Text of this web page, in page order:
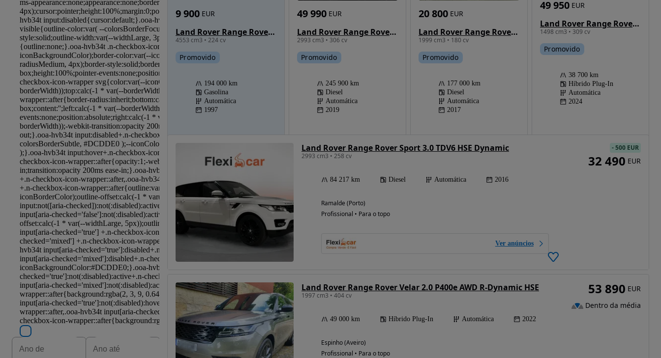
Land Rover Range Rover 4.6 HSE
4553 cm3 • 224 cv
9 900 EUR
Promovido
194 000 km
Gasolina
Automática
1997
Land Rover Range Rover Sport 3.0 SDV6 HSE Dynamic
2993 cm3 • 306 cv
49 990 EUR
Promovido
245 900 km
Diesel
Automática
2019
Land Rover Range Rover Evoque TD4 Aut. HSE Dynamic
1999 cm3 • 180 cv
20 800 EUR
Promovido
177 000 km
Diesel
Automática
2017
Land Rover Range Rover Evoque 1.5 P300e AWD R-Dynamic Auto
1498 cm3 • 309 cv
49 950 EUR
Promovido
38 700 km
Híbrido Plug-In
Automática
2024
Land Rover Range Rover Sport 3.0 TDV6 HSE Dynamic
2993 cm3 • 258 cv
84 217 km Diesel Automática 2016
Ramalde (Porto)
Profissional • Para o topo
Ver anúncios
-500 EUR
32 490 EUR
Land Rover Range Rover Velar 2.0 P400e AWD R-Dynamic HSE
1997 cm3 • 404 cv
49 000 km Híbrido Plug-In Automática 2022
Espinho (Aveiro)
Profissional • Para o topo
53 890 EUR
Dentro da média